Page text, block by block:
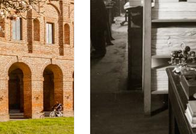
piacevole. E
villa oggi nota
si trovano due
dove
e ilGrand Hotel
di Garda.